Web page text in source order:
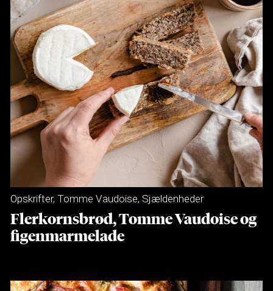
Opskrifter, Tomme Vaudoise, Sjældenheder
Flerkornsbrød, Tomme Vaudoise og
figenmarmelade